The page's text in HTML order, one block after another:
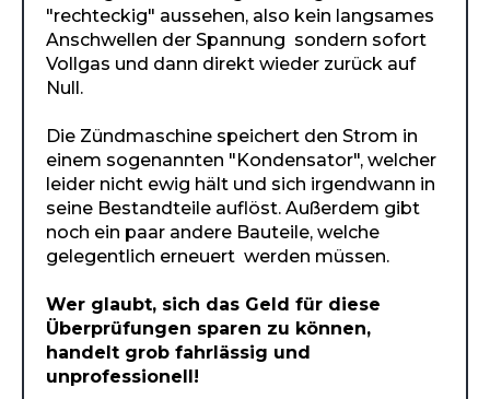
"rechteckig" aussehen, also kein langsames
Anschwellen der Spannung sondern sofort
Vollgas und dann direkt wieder zurück auf
Null.
Die Zündmaschine speichert den Strom in
einem sogenannten "Kondensator", welcher
leider nicht ewig hält und sich irgendwann in
seine Bestandteile auflöst. Außerdem gibt
noch ein paar andere Bauteile, welche
gelegentlich erneuert werden müssen.
Wer glaubt, sich das Geld für diese
Überprüfungen sparen zu können,
handelt grob fahrlässig und
unprofessionell!